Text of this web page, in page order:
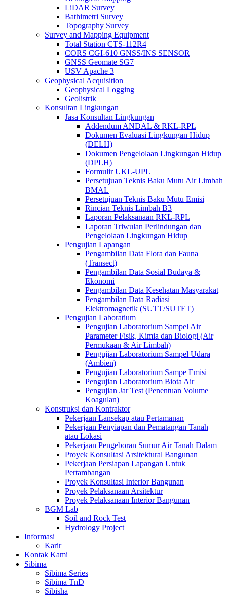
LiDAR Survey
Bathimetri Survey
Topography Survey
Survey and Mapping Equipment
Total Station CTS-112R4
CORS CGI-610 GNSS/INS SENSOR
GNSS Geomate SG7
USV Apache 3
Geophysical Acquisition
Geophysical Logging
Geolistrik
Konsultan Lingkungan
Jasa Konsultan Lingkungan
Addendum ANDAL & RKL-RPL
Dokumen Evaluasi Lingkungan Hidup
(DELH)
Dokumen Pengelolaan Lingkungan Hidup
(DPLH)
Formulir UKL-UPL
Persetujuan Teknis Baku Mutu Air Limbah
BMAL
Persetujuan Teknis Baku Mutu Emisi
Rincian Teknis Limbah B3
Laporan Pelaksanaan RKL-RPL
Laporan Triwulan Perlindungan dan
Pengelolaan Lingkungan Hidup
Pengujian Lapangan
Pengambilan Data Flora dan Fauna
(Transect)
Pengambilan Data Sosial Budaya &
Ekonomi
Pengambilan Data Kesehatan Masyarakat
Pengambilan Data Radiasi
Elektromagnetik (SUTT/SUTET)
Pengujian Laboratium
Pengujian Laboratorium Sampel Air
Parameter Fisik, Kimia dan Biologi (Air
Permukaan & Air Limbah)
Pengujian Laboratorium Sampel Udara
(Ambien)
Pengujian Laboratorium Sampe Emisi
Pengujian Laboratorium Biota Air
Pengujian Jar Test (Penentuan Volume
Koagulan)
Konstruksi dan Kontraktor
Pekerjaan Lansekap atau Pertamanan
Pekerjaan Penyiapan dan Pematangan Tanah
atau Lokasi
Pekerjaan Pengeboran Sumur Air Tanah Dalam
Proyek Konsultasi Arsitektural Bangunan
Pekerjaan Persiapan Lapangan Untuk
Pertambangan
Proyek Konsultasi Interior Bangunan
Proyek Pelaksanaan Arsitektur
Proyek Pelaksanaan Interior Bangunan
BGM Lab
Soil and Rock Test
Hydrology Project
Informasi
Karir
Kontak Kami
Sibima
Sibima Series
Sibima TnD
Sibisha